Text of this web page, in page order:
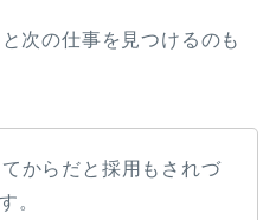
次の仕事を見つけるのも
からだと採用もされづ
。